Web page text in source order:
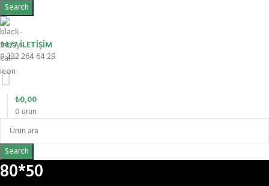
Search
24/7 İLETİŞİM
0 232 264 64 29
0 ürün
₺0,00
Search
80*50